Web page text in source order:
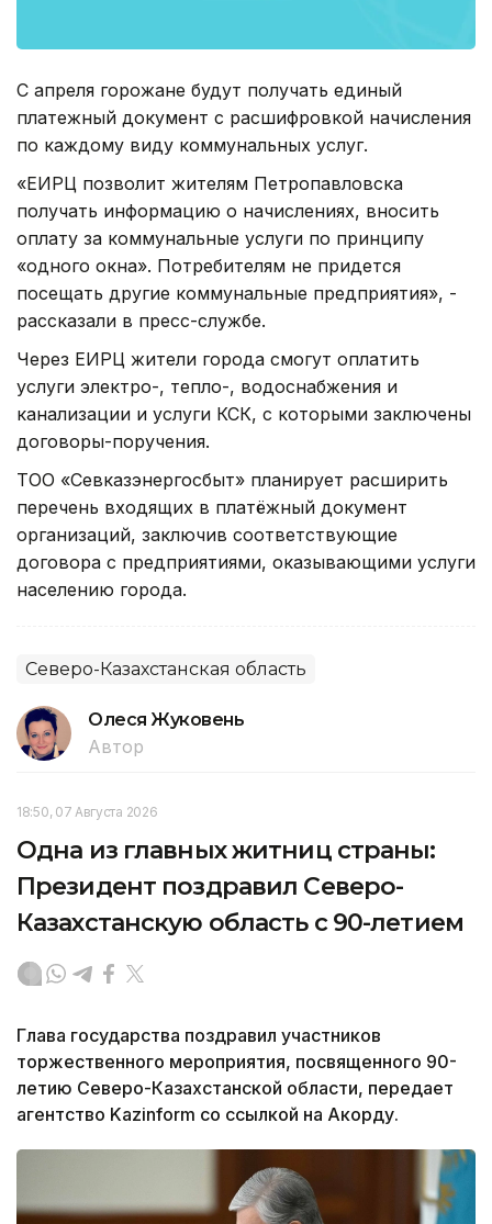
С апреля горожане будут получать единый
платежный документ с расшифровкой начисления
по каждому виду коммунальных услуг.
«ЕИРЦ позволит жителям Петропавловска
получать информацию о начислениях, вносить
оплату за коммунальные услуги по принципу
«одного окна». Потребителям не придется
посещать другие коммунальные предприятия», -
рассказали в пресс-службе.
Через ЕИРЦ жители города смогут оплатить
услуги электро-, тепло-, водоснабжения и
канализации и услуги КСК, с которыми заключены
договоры-поручения.
ТОО «Севказэнергосбыт» планирует расширить
перечень входящих в платёжный документ
организаций, заключив соответствующие
договора с предприятиями, оказывающими услуги
населению города.
Северо-Казахстанская область
Олеся Жуковень
Автор
18:50, 07 Августа 2026
Одна из главных житниц страны:
Президент поздравил Северо-
Казахстанскую область с 90-летием
Глава государства поздравил участников
торжественного мероприятия, посвященного 90-
летию Северо-Казахстанской области, передает
агентство Kazinform со ссылкой на Акорду.